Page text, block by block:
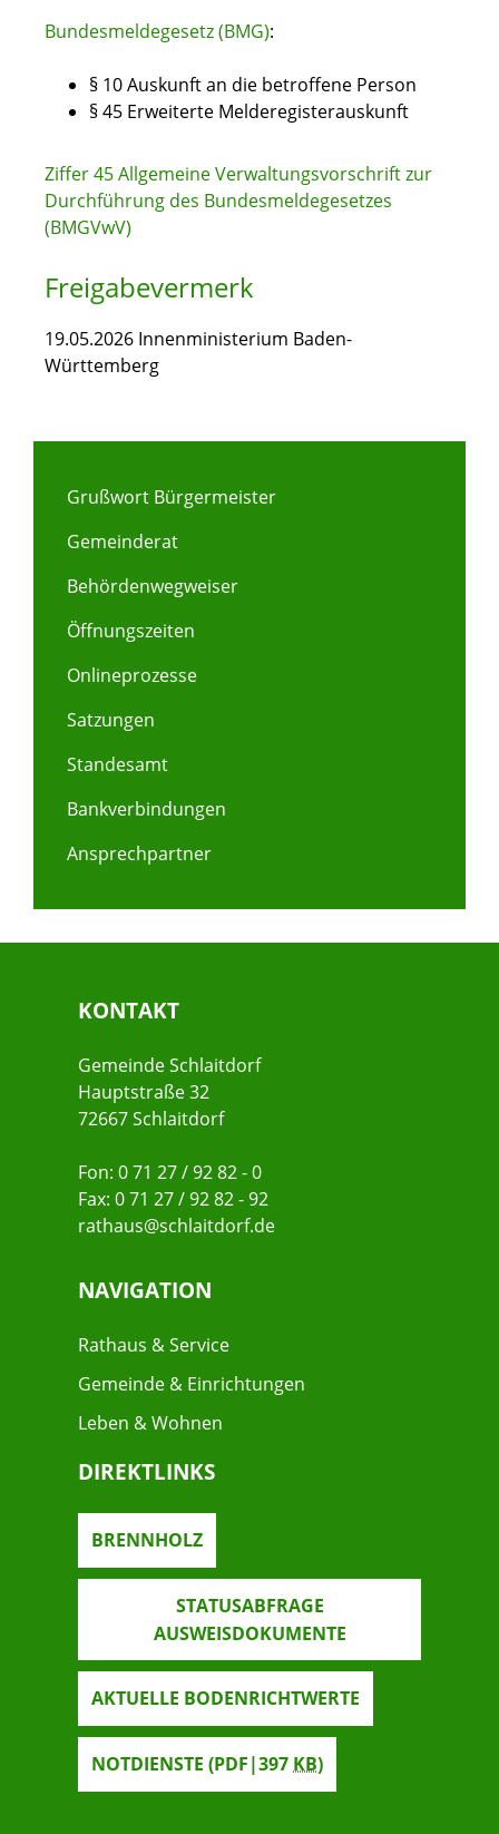
Bundesmeldegesetz (BMG):
§ 10 Auskunft an die betroffene Person
§ 45 Erweiterte Melderegisterauskunft
Ziffer 45 Allgemeine Verwaltungsvorschrift zur
Durchführung des Bundesmeldegesetzes
(BMGVwV)
Freigabevermerk
19.05.2026 Innenministerium Baden-
Württemberg
Grußwort Bürgermeister
Gemeinderat
Behördenwegweiser
Öffnungszeiten
Onlineprozesse
Satzungen
Standesamt
Bankverbindungen
Ansprechpartner
KONTAKT
Gemeinde Schlaitdorf
Hauptstraße 32
72667 Schlaitdorf
Fon: 0 71 27 / 92 82 - 0
Fax: 0 71 27 / 92 82 - 92
rathaus@schlaitdorf.de
NAVIGATION
Rathaus & Service
Gemeinde & Einrichtungen
Leben & Wohnen
DIREKTLINKS
BRENNHOLZ
STATUSABFRAGE
AUSWEISDOKUMENTE
AKTUELLE BODENRICHTWERTE
NOTDIENSTE (PDF|397 KB)